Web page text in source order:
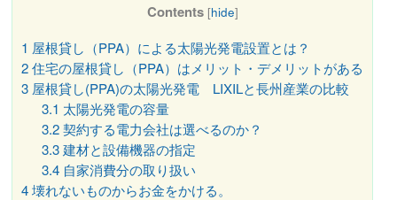
Contents [hide]
1 屋根貸し（PPA）による太陽光発電設置とは？
2住宅の屋根貸し（PPA）はメリット・デメリットがある
3 屋根貸し(PPA)の太陽光発電 LIXILと長州産業の比較
3.1 太陽光発電の容量
3.2契約する電力会社は選べるのか？
3.3建材と設備機器の指定
3.4自家消費分の取り扱い
4壊れないものからお金をかける。